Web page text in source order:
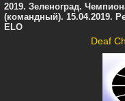
2019. Зеленоград.
(командный). 15.04.2019.
ELO
Deaf